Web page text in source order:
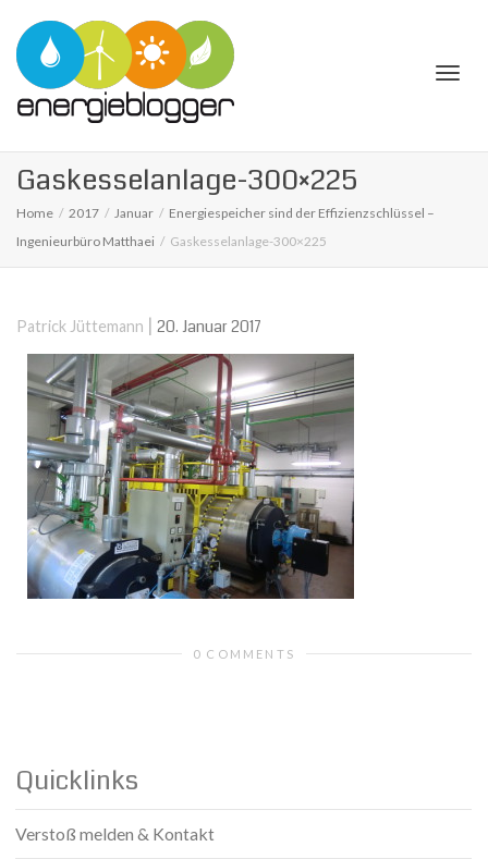
Gaskesselanlage-300×225
Home 2017 Januar
Energiespeicher sind der Effizienzschlüssel –
Ingenieurbüro Matthaei
Gaskesselanlage-300×225
Patrick Jüttemann | 20. Januar 2017
0 COMMENTS
Quicklinks
Verstoß melden & Kontakt